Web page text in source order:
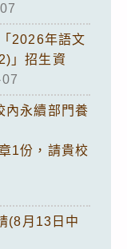
2026年語文
」招生資
內永續部門養
1份，請貴校
(8月13日中